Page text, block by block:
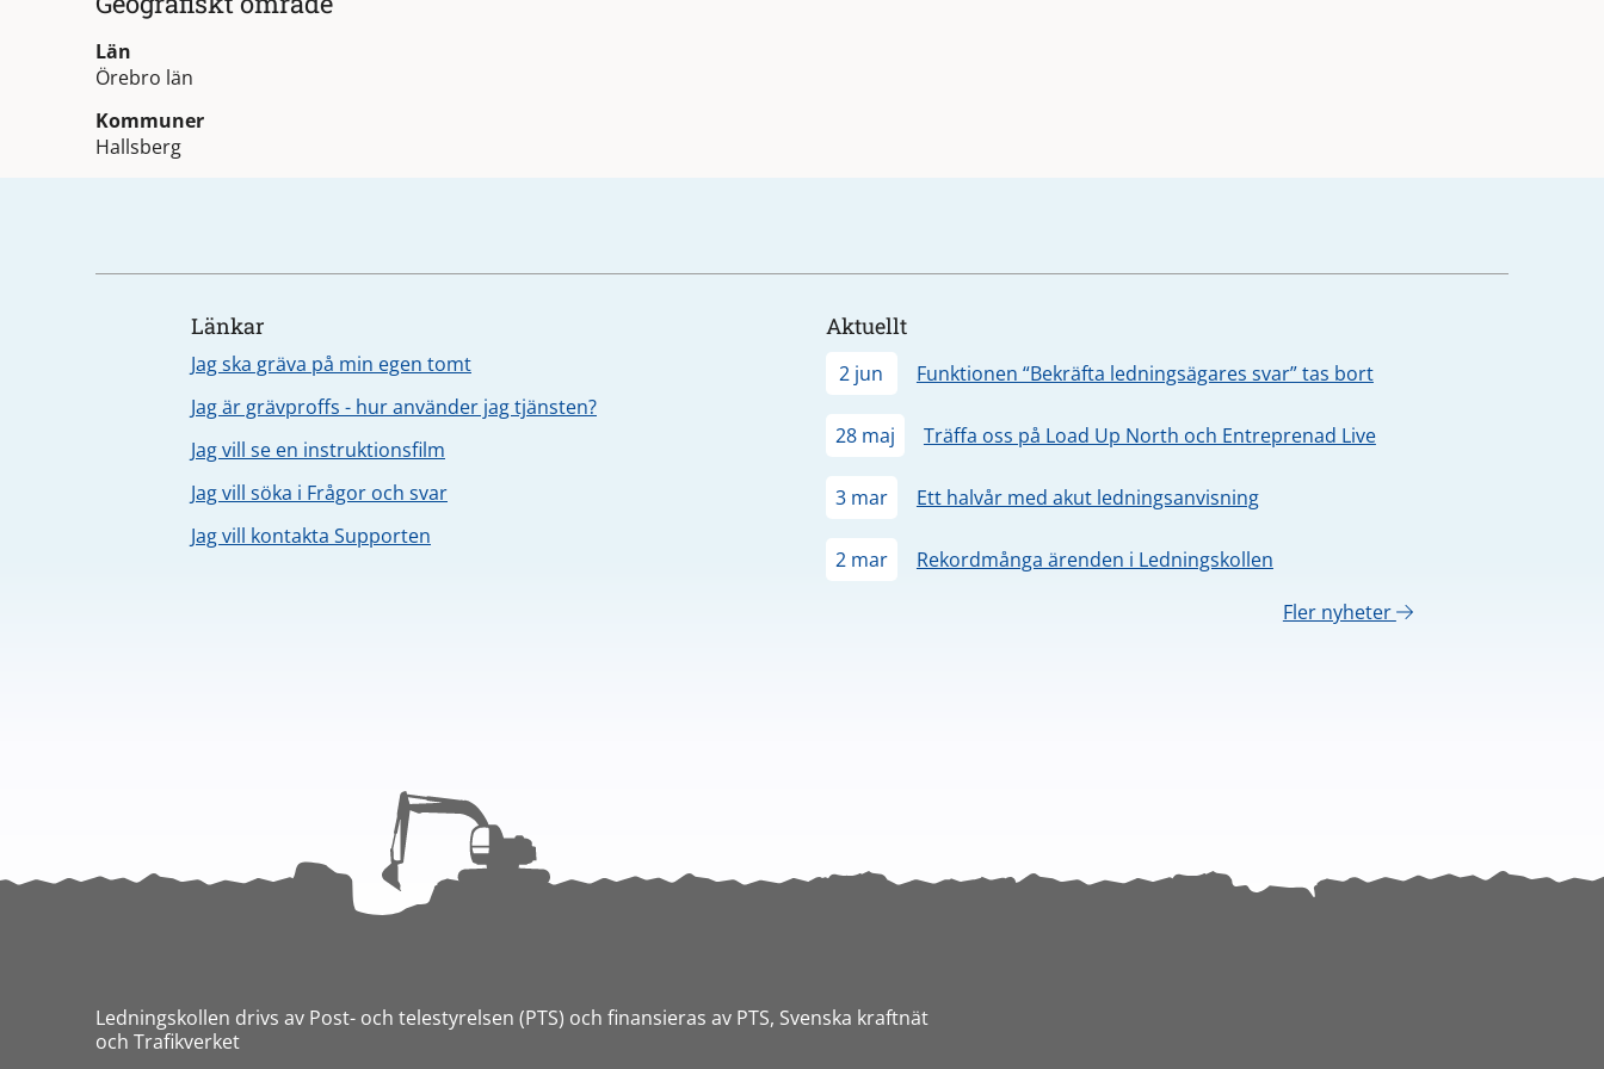
Län
Örebro län
Kommuner
Hallsberg
Länkar
Jag ska gräva på min egen tomt
Jag är grävproffs - hur använder jag tjänsten?
Jag vill se en instruktionsfilm
Jag vill söka i Frågor och svar
Jag vill kontakta Supporten
Aktuellt
2 jun Funktionen “Bekräfta ledningsägares svar” tas bort
28 maj Träffa oss på Load Up North och Entreprenad Live
3 mar Ett halvår med akut ledningsanvisning
2 mar
Rekordmånga ärenden i Ledningskollen
Fler nyheter
Ledningskollen drivs av Post- och telestyrelsen (PTS) och finansieras av PTS, Svenska kraftnät
och Trafikverket